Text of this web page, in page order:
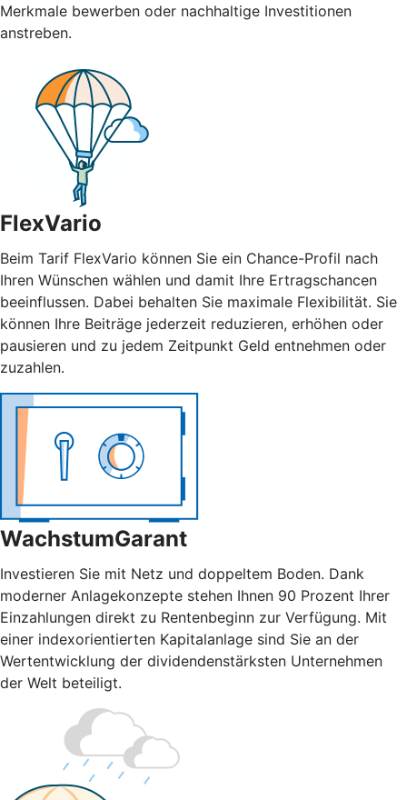
Merkmale bewerben oder nachhaltige Investitionen
anstreben.
FlexVario
Beim Tarif FlexVario können Sie ein Chance-Profil nach
Ihren Wünschen wählen und damit Ihre Ertragschancen
beeinflussen. Dabei behalten Sie maximale Flexibilität. Sie
können Ihre Beiträge jederzeit reduzieren, erhöhen oder
pausieren und zu jedem Zeitpunkt Geld entnehmen oder
zuzahlen.
WachstumGarant
Investieren Sie mit Netz und doppeltem Boden. Dank
moderner Anlagekonzepte stehen Ihnen 90 Prozent Ihrer
Einzahlungen direkt zu Rentenbeginn zur Verfügung. Mit
einer indexorientierten Kapitalanlage sind Sie an der
Wertentwicklung der dividendenstärksten Unternehmen
der Welt beteiligt.